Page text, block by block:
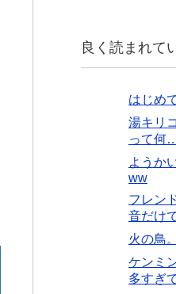
良く読まれて
はじめ
湯キリ
って何
ようか
ww
フレン
音だけ
火の鳥
ケンミ
多すぎ